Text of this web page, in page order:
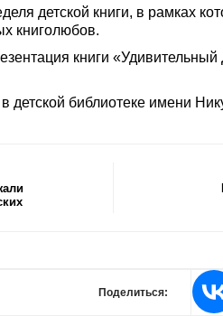
детской книги, в рамках
книголюбов.
книги
детской библиотеке имени
Поделиться: